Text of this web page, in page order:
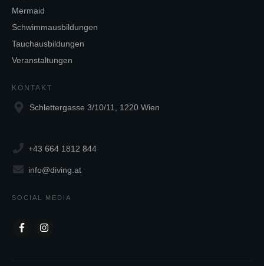
Mermaid
Schwimmausbildungen
Tauchausbildungen
Veranstaltungen
KONTAKT
Schlettergasse 3/10/11, 1220 Wien
+43 664 1812 844
info@diving.at
SOCIAL MEDIA